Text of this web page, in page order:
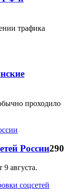
трафика
проходило
России290
9 августа.